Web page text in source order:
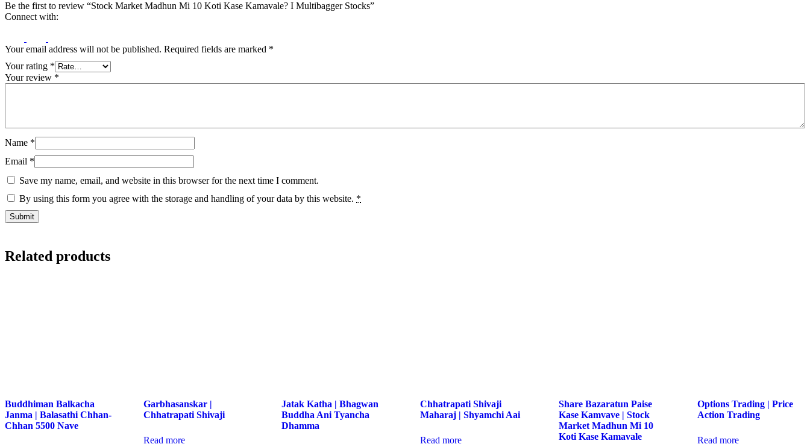
Be the first to review “Stock Market Madhun Mi 10 Koti Kase Kamavale? I Multibagger Stocks”
Connect with:
Your email address will not be published. Required fields are marked *
Your rating *
Your review *
Name *
Email *
Save my name, email, and website in this browser for the next time I comment.
By using this form you agree with the storage and handling of your data by this website. *
Related products
Buddhiman Balkacha
Janma | Balasathi Chhan-
Chhan 5500 Nave
Garbhasanskar |
Chhatrapati Shivaji
Read more
Jatak Katha | Bhagwan
Buddha Ani Tyancha
Dhamma
Chhatrapati Shivaji
Maharaj | Shyamchi Aai
Read more
Share Bazaratun Paise
Kase Kamvave | Stock
Market Madhun Mi 10
Koti Kase Kamavale
Options Trading | Price
Action Trading
Read more